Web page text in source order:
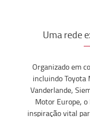
Uma rede
Organizado em
incluindo
Vanderlande,
Motor Europe,
inspiração vital